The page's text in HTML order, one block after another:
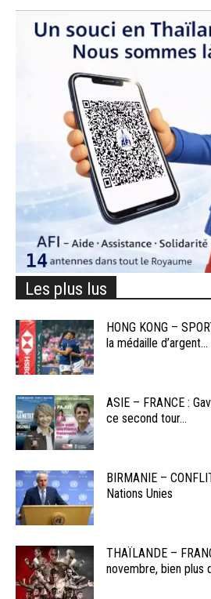
Les plus lus
HONG KONG –
la médaille d’argent...
ASIE – FRANCE :
ce second tour...
BIRMANIE –
Nations Unies
THAÏLANDE –
novembre, bien plus